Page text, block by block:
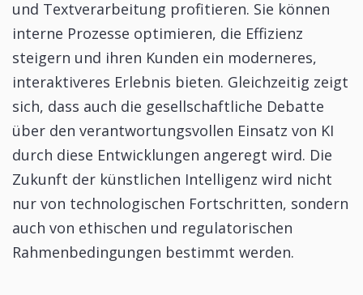
und Textverarbeitung profitieren. Sie können
interne Prozesse optimieren, die Effizienz
steigern und ihren Kunden ein moderneres,
interaktiveres Erlebnis bieten. Gleichzeitig zeigt
sich, dass auch die gesellschaftliche Debatte
über den verantwortungsvollen Einsatz von KI
durch diese Entwicklungen angeregt wird. Die
Zukunft der künstlichen Intelligenz wird nicht
nur von technologischen Fortschritten, sondern
auch von ethischen und regulatorischen
Rahmenbedingungen bestimmt werden.